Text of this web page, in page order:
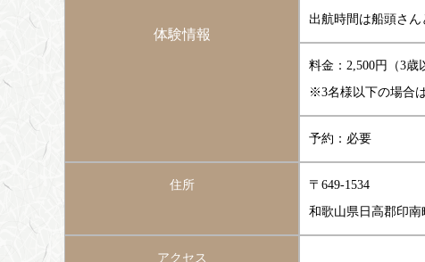
体験情報
出航時間は船頭さ
料金：2,500円（3歳
※3名様以下の場合
予約：必要
住所
〒649-1534
和歌山県日高郡印南
アクセス